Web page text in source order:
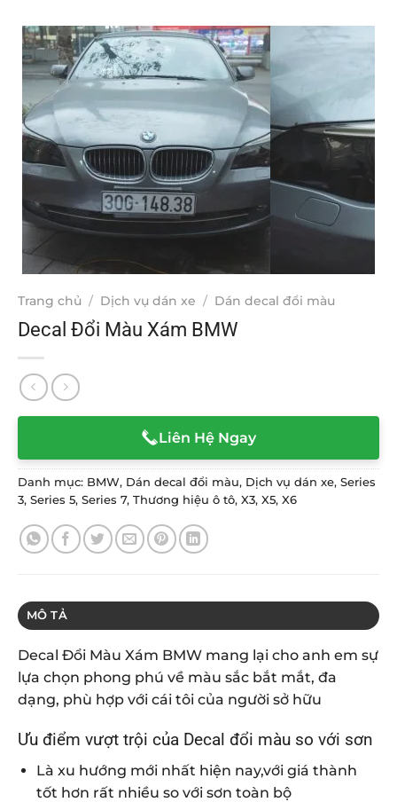
Trang chủ / Dịch vụ dán xe / Dán decal đổi màu
Decal Đổi Màu Xám BMW
Liên Hệ Ngay
Danh mục: BMW, Dán decal đổi màu, Dịch vụ dán xe, Series
3, Series 5, Series 7, Thương hiệu ô tô, X3, X5, X6
MÔ TẢ
Decal Đổi Màu Xám BMW mang lại cho anh em sự
lựa chọn phong phú về màu sắc bắt mắt, đa
dạng, phù hợp với cái tôi của người sở hữu
Ưu điểm vượt trội của Decal đổi màu so với sơn
Là xu hướng mới nhất hiện nay,với giá thành
tốt hơn rất nhiều so với sơn toàn bộ